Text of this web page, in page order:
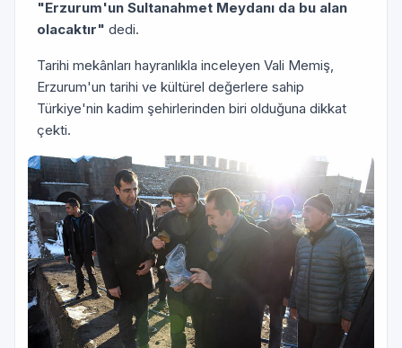
"Erzurum'un Sultanahmet Meydanı da bu alan
olacaktır" dedi.
Tarihi mekânları hayranlıkla inceleyen Vali Memiş,
Erzurum'un tarihi ve kültürel değerlere sahip
Türkiye'nin kadim şehirlerinden biri olduğuna dikkat
çekti.